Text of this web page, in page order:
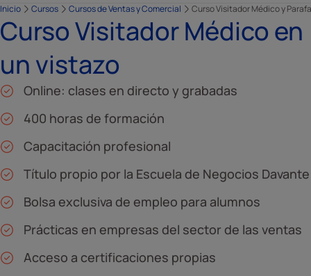
Inicio Cursos Cursos de Ventas y Comercial Curso Visitador Médico y
Curso Visitador Médico en
un vistazo
Online: clases en directo y grabadas
400 horas de formación
Capacitación profesional
Título propio por la Escuela de Negocios Davante
Bolsa exclusiva de empleo para alumnos
Prácticas en empresas del sector de las ventas
Acceso a certificaciones propias